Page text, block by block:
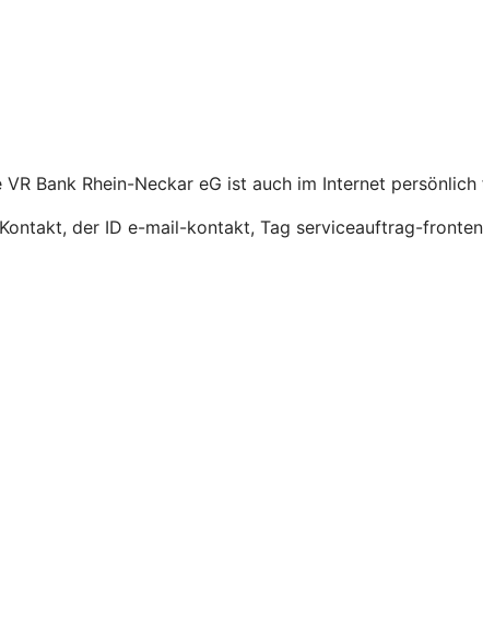
Bank Rhein-Neckar eG ist auch im Internet persönlich
der ID e-mail-kontakt, Tag serviceauftrag-